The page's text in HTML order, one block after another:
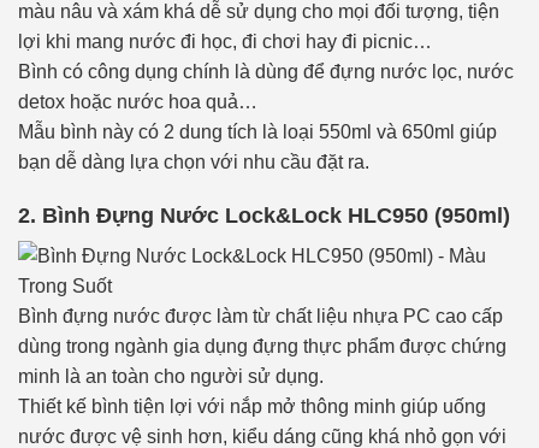
màu nâu và xám khá dễ sử dụng cho mọi đối tượng, tiện
lợi khi mang nước đi học, đi chơi hay đi picnic…
Bình có công dụng chính là dùng để đựng nước lọc, nước
detox hoặc nước hoa quả…
Mẫu bình này có 2 dung tích là loại 550ml và 650ml giúp
bạn dễ dàng lựa chọn với nhu cầu đặt ra.
2. Bình Đựng Nước Lock&Lock HLC950 (950ml)
Bình đựng nước được làm từ chất liệu nhựa PC cao cấp
dùng trong ngành gia dụng đựng thực phẩm được chứng
minh là an toàn cho người sử dụng.
Thiết kế bình tiện lợi với nắp mở thông minh giúp uống
nước được vệ sinh hơn, kiểu dáng cũng khá nhỏ gọn với